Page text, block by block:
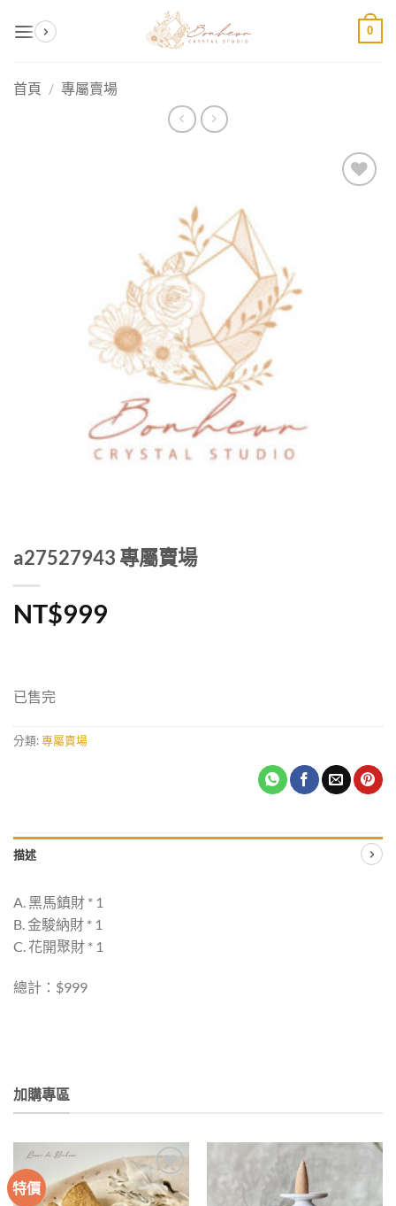
0
首頁 / 專屬賣場
a27527943 專屬賣場
NT$999
已售完
分類:專屬賣場
描述
A. 黑馬鎮財 * 1
B. 金駿納財 * 1
C. 花開聚財 * 1
總計：$999
加購專區
特價
加入
收藏
收藏